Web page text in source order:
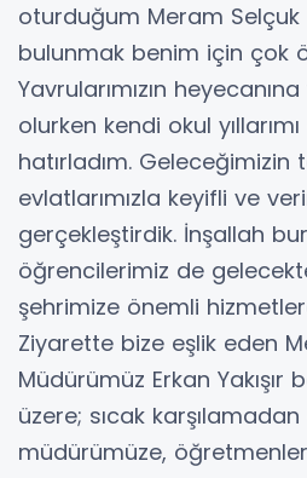
oturduğum Meram Selçuk
bulunmak benim için çok
Yavrularımızın
olurken kendi okul
hatırladım. Geleceğimizin
evlatlarımızla keyifli ve
gerçekleştirdik. İnşallah
öğrencilerimiz de
şehrimize önemli
Ziyarette bize eşlik eden
Müdürümüz Erkan
üzere; sıcak
müdürümüze,